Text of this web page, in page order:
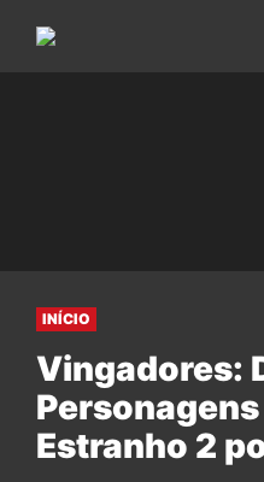
INÍCIO
Vingadores:
Estranho 2